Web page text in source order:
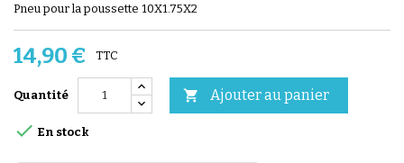
Pneu pour la poussette 10X1.75X2
14,90 € TTC
Quantité  Ajouter au panier
 En stock